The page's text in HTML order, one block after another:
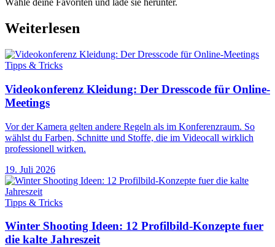
Wähle deine Favoriten und lade sie herunter.
Weiterlesen
Tipps & Tricks
Videokonferenz Kleidung: Der Dresscode für Online-
Meetings
Vor der Kamera gelten andere Regeln als im Konferenzraum. So
wählst du Farben, Schnitte und Stoffe, die im Videocall wirklich
professionell wirken.
19. Juli 2026
Tipps & Tricks
Winter Shooting Ideen: 12 Profilbild-Konzepte fuer
die kalte Jahreszeit